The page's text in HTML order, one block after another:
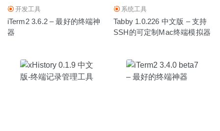
开发工具
iTerm2 3.6.2 – 最好的终端神
器
系统工具
Tabby 1.0.226 中文版 – 支持
SSH的可定制Mac终端模拟器